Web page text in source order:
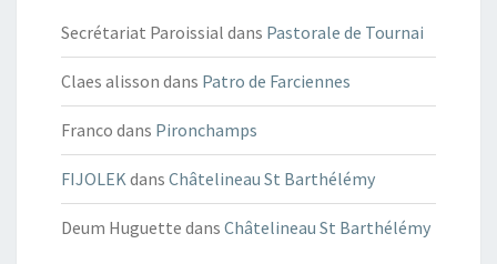
Secrétariat Paroissial dans Pastorale de Tournai
Claes alisson dans Patro de Farciennes
Franco dans Pironchamps
FIJOLEKdans Châtelineau St Barthélémy
Deum Huguette dans Châtelineau St Barthélémy